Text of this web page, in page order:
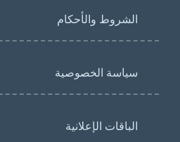
الشروط والأحكام
سياسة الخصوصية
الباقات الإعلانية